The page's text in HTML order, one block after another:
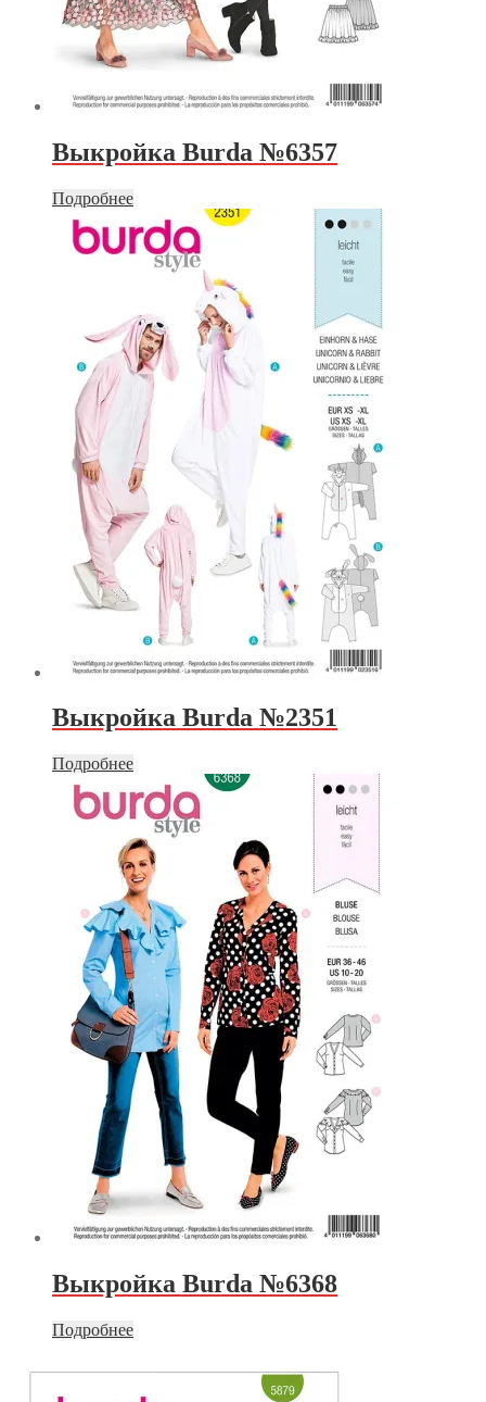
Выкройка Burda №6357
Подробнее
Выкройка Burda №2351
Подробнее
Выкройка Burda №6368
Подробнее